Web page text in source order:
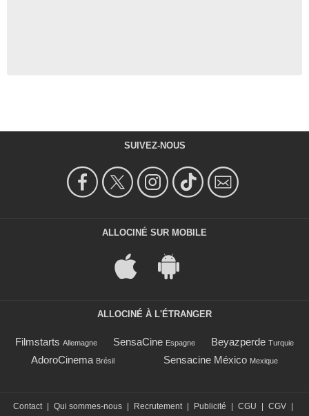
SUIVEZ-NOUS
ALLOCINÉ SUR MOBILE
ALLOCINÉ À L'ÉTRANGER
Filmstarts Allemagne SensaCine Espagne Beyazperde Turquie
AdoroCinema Brésil Sensacine México Mexique
Contact Qui sommes-nous Recrutement Publicité CGU CGV